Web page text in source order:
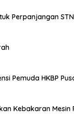
Perpanjangan
Pemuda HKBP
Kebakaran Mesin